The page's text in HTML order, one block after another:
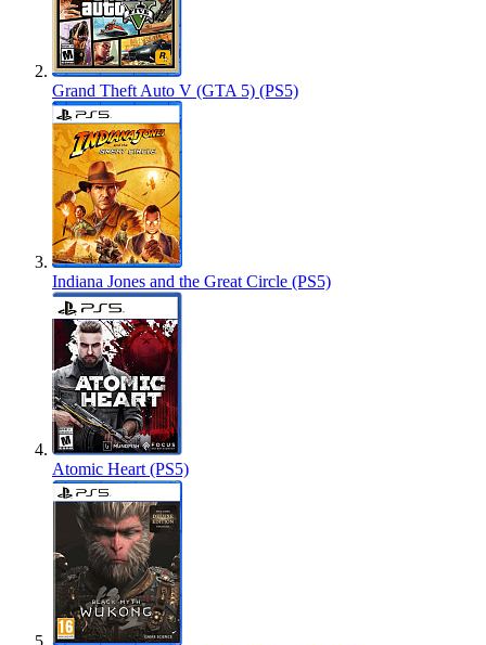
Grand Theft Auto V (GTA 5) (PS5)
Indiana Jones and the Great Circle (PS5)
Atomic Heart (PS5)